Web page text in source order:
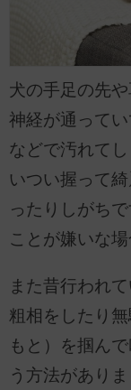
犬の手足の先
神経が通って
などで汚れて
いつい握って
ったりしがち
ことが嫌いな場
また昔行われ
粗相をしたり
もと）を掴ん
う方法があり